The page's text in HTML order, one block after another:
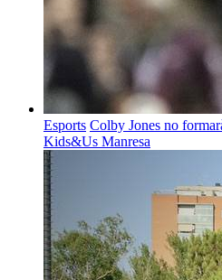
Esports Colby Jones no
Kids&Us Manresa